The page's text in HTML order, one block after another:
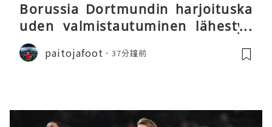
Borussia Dortmundin harjoituska
uden valmistautuminen lähestyy
päätöstään
paitojafoot 37分鐘前